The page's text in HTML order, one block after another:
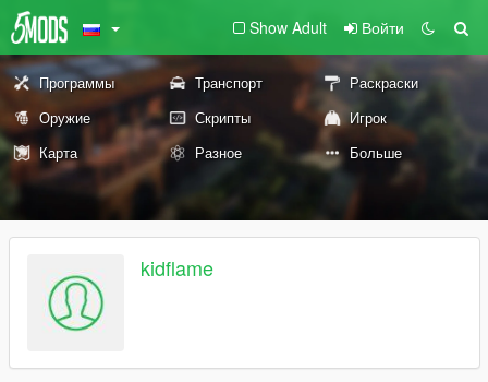
Show Adult Войти
Программы Транспорт
Раскраски
Оружие
Скрипты
Игрок
Карта
Разное Больше
kidflame